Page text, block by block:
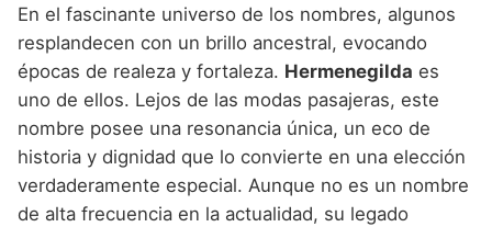
Nombres de Niña que empiezan por D
Nombres de Niña que empiezan por E
Nombres de Niña que empiezan por F
Nombres de Niña que empiezan por G
Nombres de Niña que empiezan por H
Nombres de Niña Griegos
Nombres de Niña Mitológicos
Nombres de Niña Romanos
Nombres de Niña Vikingos
Nombres de Niña Americanos
Nombres de Niña Chinos
Nombres de Niña Franceses
Nombres de Niña Hispanoamericanos
Nombres de Niña Ingleses
Nombres de Niña Andaluces
Nombres de Niña Aragoneses
Nombres de Niña Asturianos
Nombres de Niña Baleares
Nombres de Niña Canarios
Buscar
En el fascinante universo de los nombres, algunos
resplandecen con un brillo ancestral, evocando
épocas de realeza y fortaleza. Hermenegilda es
uno de ellos. Lejos de las modas pasajeras, este
nombre posee una resonancia única, un eco de
historia y dignidad que lo convierte en una elección
verdaderamente especial. Aunque no es un nombre
de alta frecuencia en la actualidad, su legado